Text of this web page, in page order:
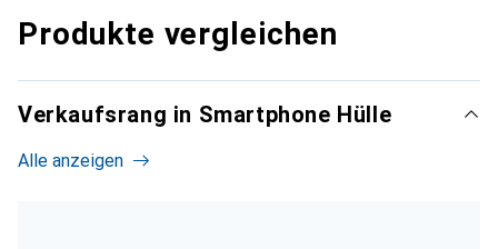
Produkte vergleichen
Verkaufsrang in Smartphone Hülle
Alle anzeigen